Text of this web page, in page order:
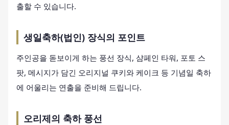
출할 수 있습니다.
생일축하(법인) 장식의 포인트
주인공을 돋보이게 하는 풍선 장식, 샴페인 타워, 포토 스
팟, 메시지가 담긴 오리지널 쿠키와 케이크 등 기념일 축하
에 어울리는 연출을 준비해 드립니다.
오리제의 축하 풍선